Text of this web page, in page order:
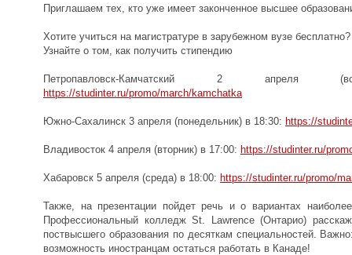
Приглашаем тех, кто уже имеет законченное высшее
Хотите учиться на магистратуре в зарубежном вузе бесплатно?
Узнайте о том, как получить стипендию
Петропавловск-Камчатский 2 апреля
https://studinter.ru/promo/march/kamchatka
Южно-Сахалинск 3 апреля (понедельник) в 18:30: https://
Владивосток 4 апреля (вторник) в 17:00: https://studinter.ru/
Хабаровск 5 апреля (среда) в 18:00: https://studinter.ru/promo/
Также, на презентации пойдет речь и о вариантах
Профессиональный колледж St. Lawrence (Онтарио)
поствысшего образования по десяткам специальностей.
возможность иностранцам остаться работать в Канаде!